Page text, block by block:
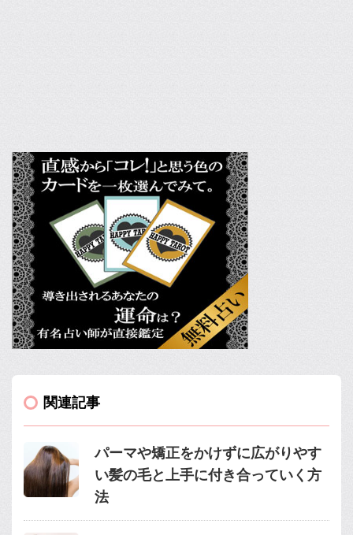
関連記事
パーマや矯正をかけずに広がりやす
い髪の毛と上手に付き合っていく方
法